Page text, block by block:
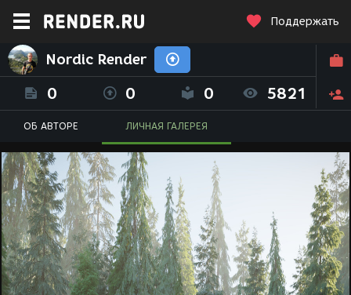
Поддержать
Nordic Render
0 0 0 5821
ОБ АВТОРЕ ЛИЧНАЯ ГАЛЕРЕЯ